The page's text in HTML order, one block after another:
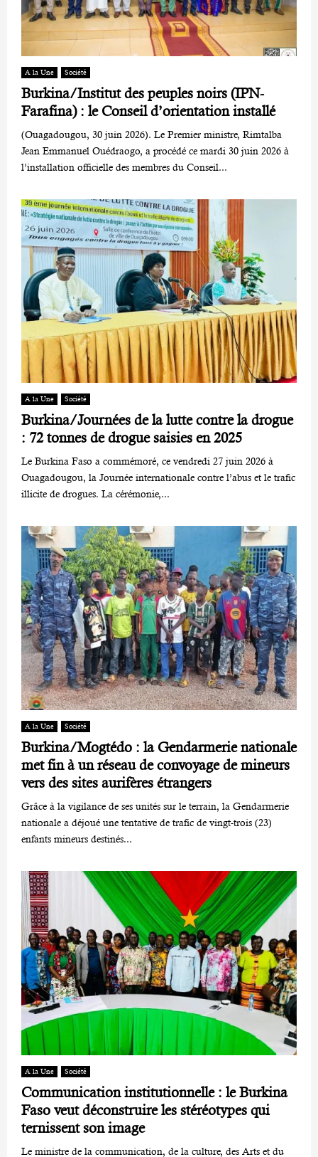
A la Une Société
Burkina/Institut des peuples noirs (IPN-
Farafina) : le Conseil d’orientation installé
(Ouagadougou, 30 juin 2026). Le Premier ministre, Rimtalba
Jean Emmanuel Ouédraogo, a procédé ce mardi 30 juin 2026 à
l’installation officielle des membres du Conseil...
A la Une Société
Burkina/Journées de la lutte contre la drogue
: 72 tonnes de drogue saisies en 2025
Le Burkina Faso a commémoré, ce vendredi 27 juin 2026 à
Ouagadougou, la Journée internationale contre l’abus et le trafic
illicite de drogues. La cérémonie,...
A la Une Société
Burkina/Mogtédo : la Gendarmerie nationale
met fin à un réseau de convoyage de mineurs
vers des sites aurifères étrangers
Grâce à la vigilance de ses unités sur le terrain, la Gendarmerie
nationale a déjoué une tentative de trafic de vingt-trois (23)
enfants mineurs destinés...
A la Une Société
Communication institutionnelle : le Burkina
Faso veut déconstruire les stéréotypes qui
ternissent son image
Le ministre de la communication, de la culture, des Arts et du